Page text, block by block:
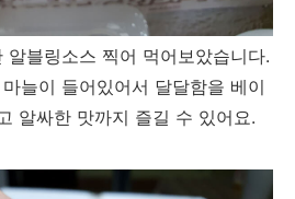
알블링소스 찍어 먹어보았습니다.
늘이 들어있어서 달달함을 베이
알싸한 맛까지 즐길 수 있어요.